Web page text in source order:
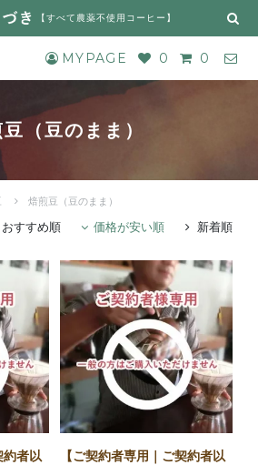
【すべて農薬不使用コーヒー 】
MYPAGE 0 0
（豆のまま）
焙煎豆（豆のまま）
おすすめ順 価格が安い順 新着順
約者以
【ご契約者専用｜ご契約者以